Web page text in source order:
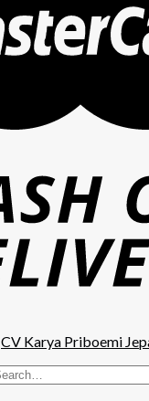
CV Karya Priboemi